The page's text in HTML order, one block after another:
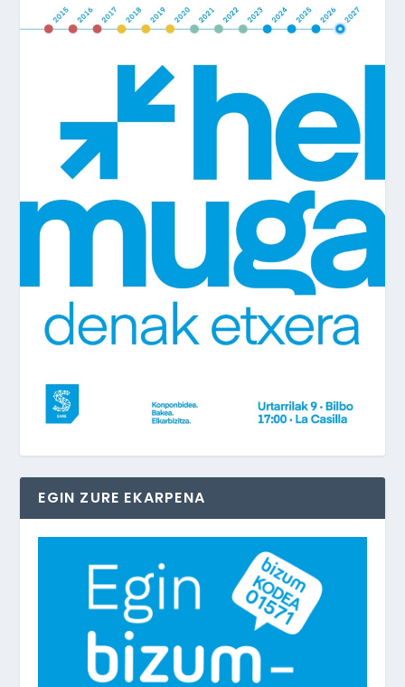
EGIN ZURE EKARPENA